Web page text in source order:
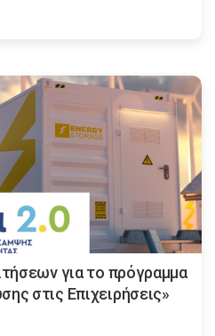
για το πρόγραμμα
στις Επιχειρήσεις»